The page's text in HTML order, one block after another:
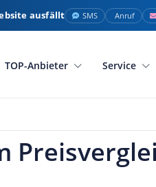
ausfällt SMS Anruf
TOP-Anbieter Service